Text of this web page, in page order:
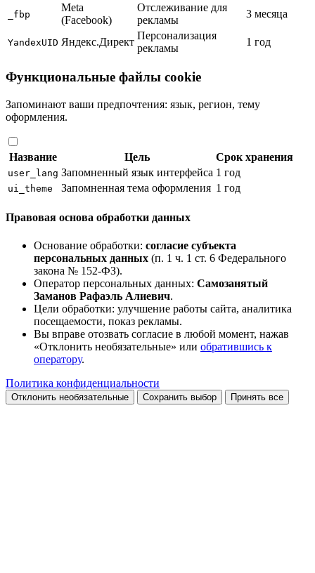
_fbp
Meta
(Facebook)
Отслеживание для
рекламы
3 месяца
YandexUID Яндекс.Директ
Персонализация
рекламы
1 год
Функциональные файлы cookie
Запоминают ваши предпочтения: язык, регион, тему
оформления.
Название Цель Срок хранения
user_lang Запомненный язык интерфейса 1 год
ui_theme Запомненная тема оформления 1 год
Правовая основа обработки данных
Основание обработки: согласие субъекта
персональных данных (п. 1 ч. 1 ст. 6 Федерального
закона № 152-ФЗ).
Оператор персональных данных: Самозанятый
Заманов Рафаэль Алиевич.
Цели обработки: улучшение работы сайта, аналитика
посещаемости, показ рекламы.
Вы вправе отозвать согласие в любой момент, нажав
«Отклонить необязательные» или обратившись к
оператору.
Политика конфиденциальности
Отклонить необязательные Сохранить выбор Принять все